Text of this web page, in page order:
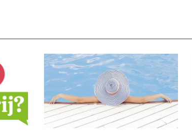
jij Glutenvrij?'
Lees meer over 'Binnenkort op vakantie?'